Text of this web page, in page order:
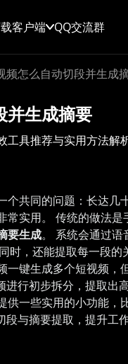
客户端 QQ交流群
频怎么自动切段并生成
并生成摘要
工具推荐与实用方法解
个共同的问题：长达
常实用。 传统的做法
要生成。 系统会通过语
时，还能提取每一段
一键生成多个短视频
进行初步拆分，提取
供一些实用的小功能
与摘要提取，提升工